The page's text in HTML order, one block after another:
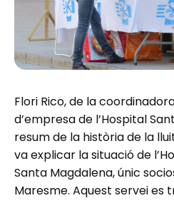
Flori Rico, de la
d’empresa de l’Hospital
resum de la història de la
va explicar la situació de
Santa Magdalena, únic
Maresme. Aquest servei es